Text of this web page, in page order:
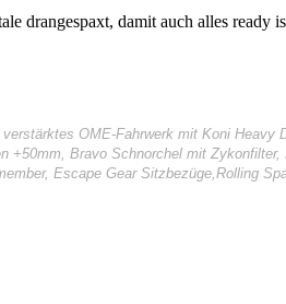
drangespaxt, damit auch alles ready
OME-Fahrwerk mit Koni
+50mm, Bravo Schnorchel mit
Escape Gear Sitzbezüge,Rolling